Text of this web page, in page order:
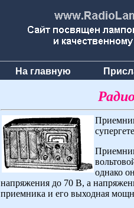
На главную
однако
напряжения до 70 В, а
приемника и его выходная